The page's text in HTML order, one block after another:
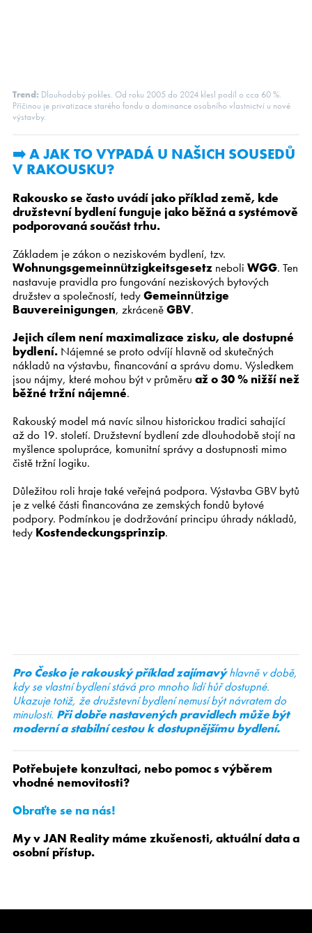
Trend: Dlouhodobý pokles. Od roku 2005 do 2024 klesl podíl o cca 60 %.
Příčinou je privatizace starého fondu a dominance osobního vlastnictví u nové
výstavby.
➡️ A JAK TO VYPADÁ U NAŠICH SOUSEDŮ
V RAKOUSKU?
Rakousko se často uvádí jako příklad země, kde
družstevní bydlení funguje jako běžná a systémově
podporovaná součást trhu.
Základem je zákon o neziskovém bydlení, tzv.
Wohnungsgemeinnützigkeitsgesetzneboli WGG. Ten
nastavuje pravidla pro fungování neziskových bytových
družstev a společností, tedyGemeinnützige
Bauvereinigungen, zkráceněGBV.
Jejich cílem není maximalizace zisku, ale dostupné
bydlení. Nájemné se proto odvíjí hlavně od skutečných
nákladů na výstavbu, financování a správu domu. Výsledkem
jsou nájmy, které mohou být v průměru až o 30 % nižší než
běžné tržní nájemné.
Rakouský model má navíc silnou historickou tradici sahající
až do 19. století. Družstevní bydlení zde dlouhodobě stojí na
myšlence spolupráce, komunitní správy a dostupnosti mimo
čistě tržní logiku.
Důležitou roli hraje také veřejná podpora. Výstavba GBV bytů
je z velké části financována ze zemských fondů bytové
podpory. Podmínkou je dodržování principu úhrady nákladů,
tedy Kostendeckungsprinzip.
Pro Česko je rakouský příklad zajímavýhlavně v době,
kdy se vlastní bydlení stává pro mnoho lidí hůř dostupné.
Ukazuje totiž, že družstevní bydlení nemusí být návratem do
minulosti. Při dobře nastavených pravidlech může být
moderní a stabilní cestou k dostupnějšímu bydlení.
Potřebujete konzultaci, nebo pomoc s výběrem
vhodné nemovitosti?
Obraťte se na nás!
My v JAN Reality máme zkušenosti, aktuální data a
osobní přístup.